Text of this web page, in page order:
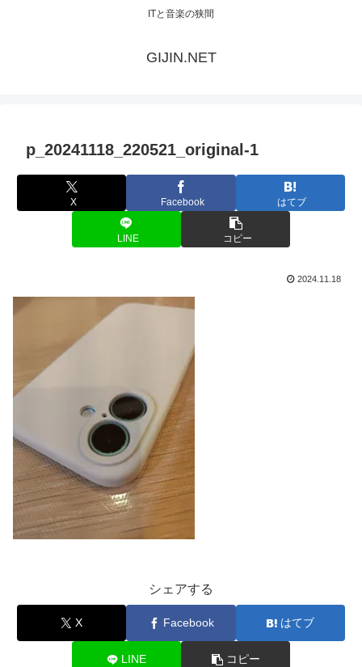
ITと音楽の狭間
GIJIN.NET
p_20241118_220521_original-1
X Facebook はてブ
LINE コピー
2024.11.18
シェアする
X Facebook はてブ
LINE コピー